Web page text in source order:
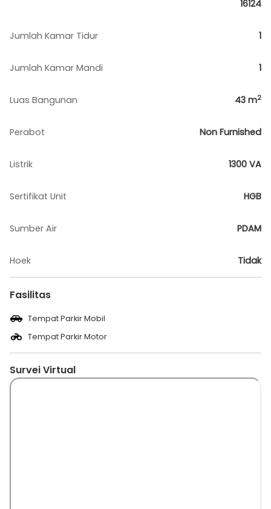
16124
Jumlah Kamar Tidur 1
Jumlah Kamar Mandi 1
Luas Bangunan 43 m2
Perabot Non Furnished
Listrik 1300 VA
Sertifikat Unit HGB
Sumber Air PDAM
Hoek Tidak
Fasilitas
Tempat Parkir Mobil
Tempat Parkir Motor
Survei Virtual